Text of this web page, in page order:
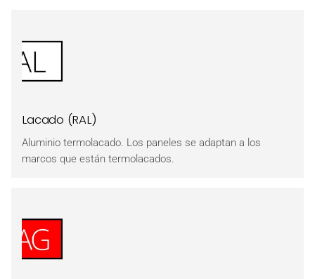
Lacado (RAL)
Aluminio termolacado. Los paneles se adaptan a los
marcos que están termolacados.